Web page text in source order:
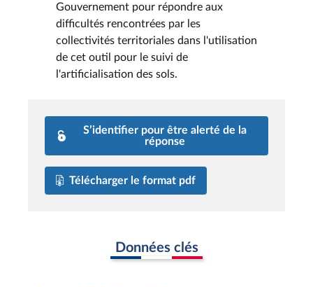
Gouvernement pour répondre aux
difficultés rencontrées par les
collectivités territoriales dans l'utilisation
de cet outil pour le suivi de
l'artificialisation des sols.
S’identifier pour être alerté de la
réponse
Télécharger le format pdf
Données clés